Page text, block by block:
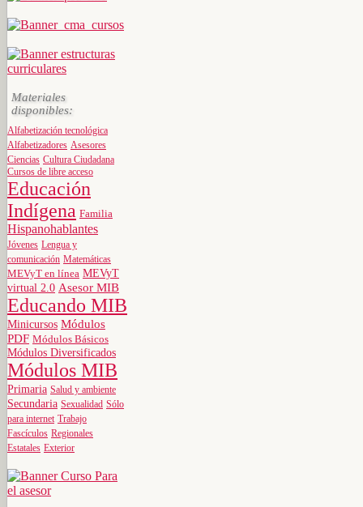
Materiales
disponibles:
Alfabetización tecnológica
Alfabetizadores Asesores
Ciencias Cultura Ciudadana
Cursos de libre acceso
Educación
Indígena Familia
Hispanohablantes
Jóvenes Lengua y
comunicación Matemáticas
MEVyT en línea MEVyT
virtual 2.0 Asesor MIB
Educando MIB
Minicursos Módulos
PDF Módulos Básicos
Módulos Diversificados
Módulos MIB
Primaria Salud y ambiente
Secundaria Sexualidad Sólo
para internet Trabajo
Fascículos Regionales
Estatales Exterior